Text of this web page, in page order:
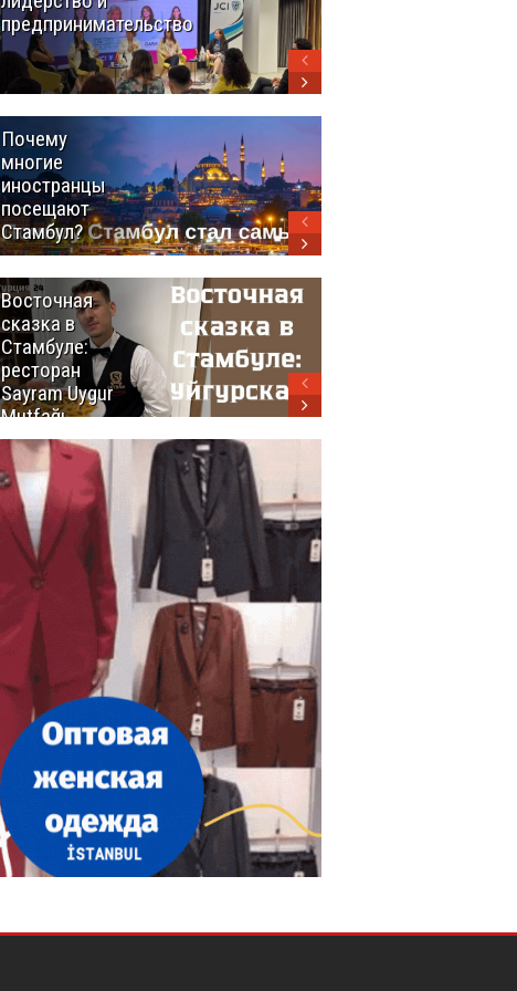
предпринимательство
Почему
многие
иностранцы
посещают
Стамбул?
Восточная
сказка в
Стамбуле:
ресторан
Sayram Uygur
Mutfağı